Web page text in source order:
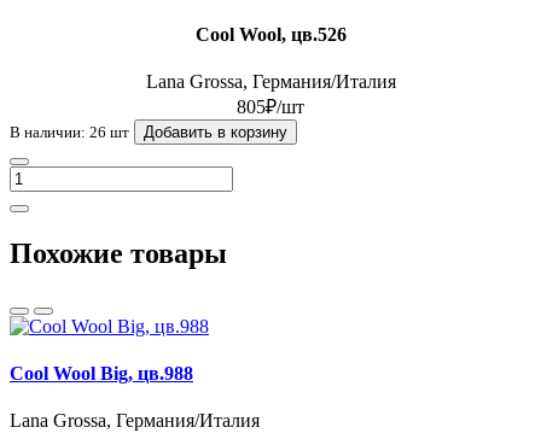
Cool Wool, цв.526
Lana Grossa, Германия/Италия
805₽/шт
В наличии: 26 шт Добавить в корзину
Похожие товары
Cool Wool Big, цв.988
Lana Grossa, Германия/Италия